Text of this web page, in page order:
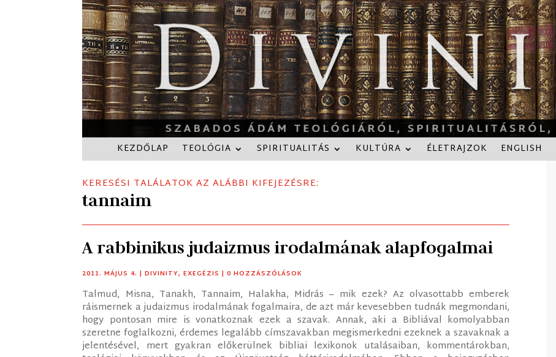
KEZDŐLAP TEOLÓGIA SPIRITUALITÁS KULTÚRA ÉLETRAJZOK ENGLISH
KERESÉSI TALÁLATOK AZ ALÁBBI KIFEJEZÉSRE:
tannaim
A rabbinikus judaizmus irodalmának alapfogalmai
2011. MÁJUS 4. |DIVINITY,EXEGÉZIS | 0 HOZZÁSZÓLÁSOK
Talmud, Misna, Tanakh, Tannaim, Halakha, Midrás – mik ezek? Az olvasottabb emberek
ráismernek a judaizmus irodalmának fogalmaira, de azt már kevesebben tudnák megmondani,
hogy pontosan mire is vonatkoznak ezek a szavak. Annak, aki a Bibliával komolyabban
szeretne foglalkozni, érdemes legalább címszavakban megismerkedni ezeknek a szavaknak a
jelentésével, mert gyakran előkerülnek bibliai lexikonok utalásaiban, kommentárokban,